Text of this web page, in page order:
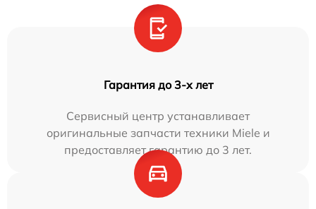
Гарантия до 3-х лет
Сервисный центр устанавливает
оригинальные запчасти техники Miele и
предоставляет гарантию до 3 лет.